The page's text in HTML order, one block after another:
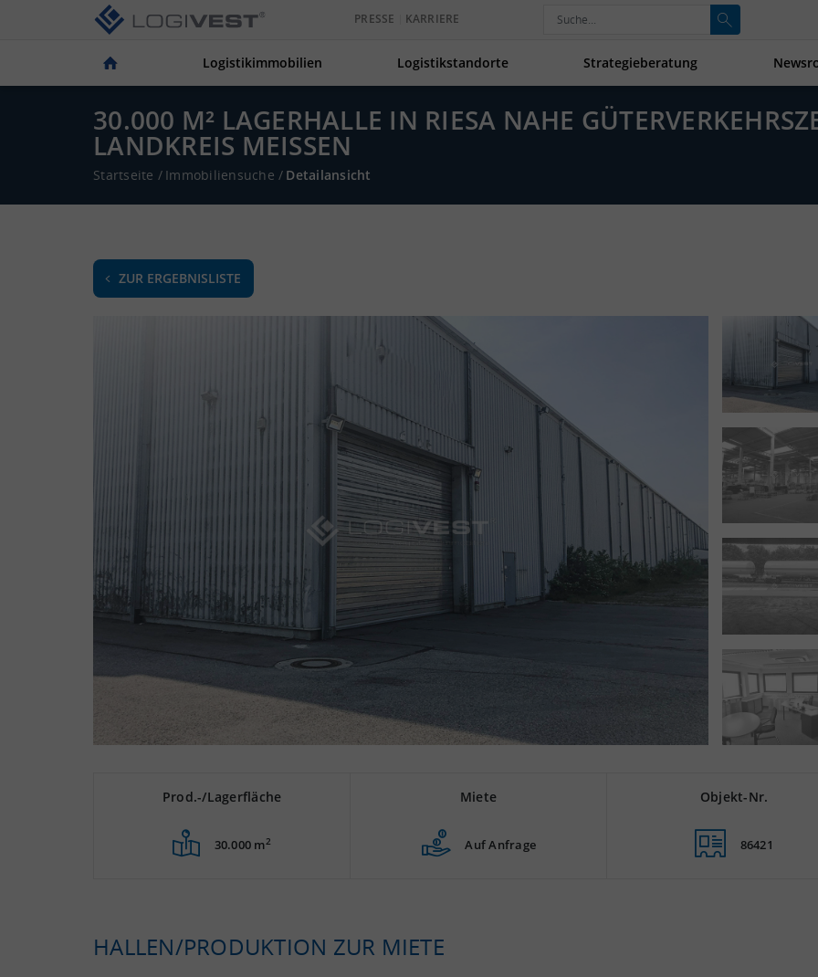
PRESSE KARRIERE
Logistikimmobilien Logistikstandorte Strategieberatung
30.000 M² LAGERHALLE IN RIESA NAHE
LANDKREIS MEISSEN
Startseite / Immobiliensuche / Detailansicht
ZUR ERGEBNISLISTE
Prod.-/Lagerfläche
30.000 m2
Miete
Auf Anfrage
Objekt-Nr.
86421
HALLEN/PRODUKTION ZUR MIETE